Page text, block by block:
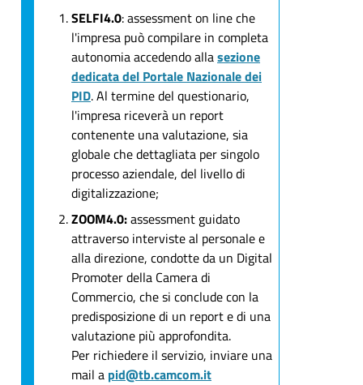
SELFI4.0: assessment on line che
l'impresa può compilare in completa
autonomia accedendo allasezione
dedicata del Portale Nazionale dei
PID. Al termine del questionario,
l'impresa riceverà un report
contenente una valutazione, sia
globale che dettagliata per singolo
processo aziendale, del livello di
digitalizzazione;
ZOOM4.0:assessment guidato
attraverso interviste al personale e
alla direzione, condotte da un Digital
Promoter della Camera di
Commercio, che si conclude con la
predisposizione di un report e di una
valutazione più approfondita.
Per richiedere il servizio, inviare una
mail a pid@tb.camcom.it